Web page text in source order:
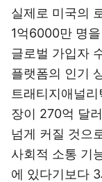
실제로 미국의
1억6000만 명
글로벌 가입자
플랫폼의 인기
트래티지애널
장이 270억 달
넘게 커질 것으
사회적 소통 기
에 있다기보다